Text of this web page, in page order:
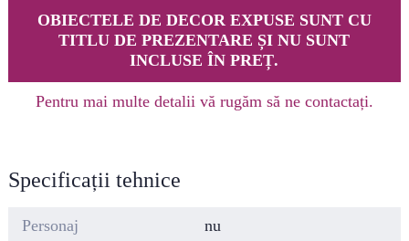
OBIECTELE DE DECOR EXPUSE SUNT CU
TITLU DE PREZENTARE ȘI NU SUNT
INCLUSE ÎN PREȚ.
Pentru mai multe detalii vă rugăm să ne contactați.
Specificații tehnice
Personaj nu